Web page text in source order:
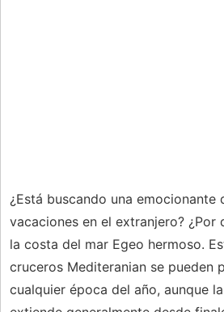
¿Está buscando una emocionante
vacaciones en el extranjero? ¿Por
la costa del mar Egeo hermoso.
cruceros Mediteranian se pueden
cualquier época del año, aunque